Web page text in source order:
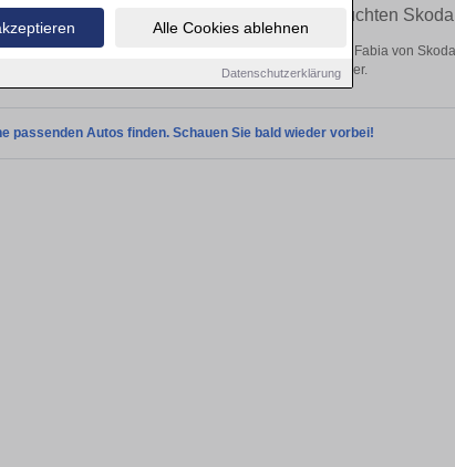
Alle Cookies ablehnen
Datenschutzerklärung
Finden Sie in Amstetten Ihren gebrauchten
Fabia Gebrauchtwagen? Entdecken Sie gebrauchte Fabia von
von privat und vom Händler.
passenden Autos finden. Schauen Sie bald wieder vorbei!